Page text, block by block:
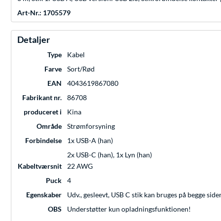
Art-Nr.: 1705579
Detaljer
Type
Kabel
Farve
Sort/Rød
EAN
4043619867080
Fabrikant nr.
86708
produceret i
Kina
Område
Strømforsyning
Forbindelse
1x USB-A (han)
2x USB-C (han), 1x Lyn (han)
Kabeltværsnit
22 AWG
Puck
4
Egenskaber
Udv., gesleevt, USB C stik kan bruges på begge
OBS
Understøtter kun opladningsfunktionen!